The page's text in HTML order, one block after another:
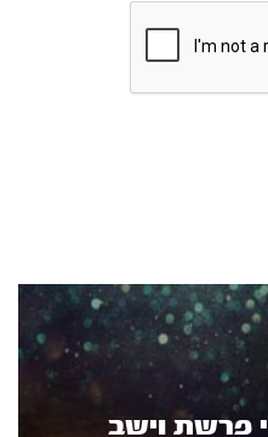
פרשת וישב